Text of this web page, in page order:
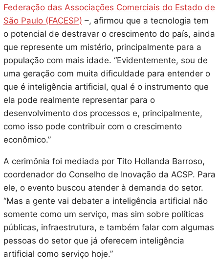
Federação das Associações Comerciais do Estado de
São Paulo (FACESP) –, afirmou que a tecnologia tem
o potencial de destravar o crescimento do país, ainda
que represente um mistério, principalmente para a
população com mais idade. “Evidentemente, sou de
uma geração com muita dificuldade para entender o
que é inteligência artificial, qual é o instrumento que
ela pode realmente representar para o
desenvolvimento dos processos e, principalmente,
como isso pode contribuir com o crescimento
econômico.”
A cerimônia foi mediada por Tito Hollanda Barroso,
coordenador do Conselho de Inovação da ACSP. Para
ele, o evento buscou atender à demanda do setor.
“Mas a gente vai debater a inteligência artificial não
somente como um serviço, mas sim sobre políticas
públicas, infraestrutura, e também falar com algumas
pessoas do setor que já oferecem inteligência
artificial como serviço hoje.”